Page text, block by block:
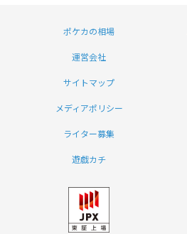
ポケカの相場
運営会社
サイトマップ
メディアポリシー
ライター募集
遊戯カチ